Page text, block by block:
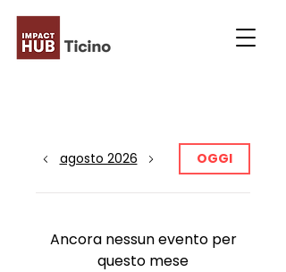
agosto 2026 OGGI
Ancora nessun evento per
questo mese